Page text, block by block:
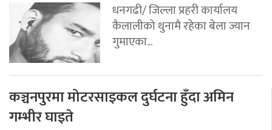
धनगढी/ जिल्ला प्रहरी कार्यालय
कैलालीको थुनामै रहेका बेला ज्यान
गुमाएका...
कञ्चनपुरमा मोटरसाइकल दुर्घटना हुँदा अमिन
गम्भीर घाइते